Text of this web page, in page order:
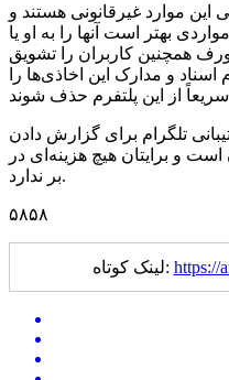
این موارد غیرقانونی هستند و
بهتر است آنها را به او یا
همچنین کاربران را تشویق
اسناد و مدارک این اخاذی‌ها را
تلگرام برای گزارش دادن
است و برایتان هیچ هزینه‌ای در
بر ندارد.
۵۸۵۸
لینک کوتاه: https://